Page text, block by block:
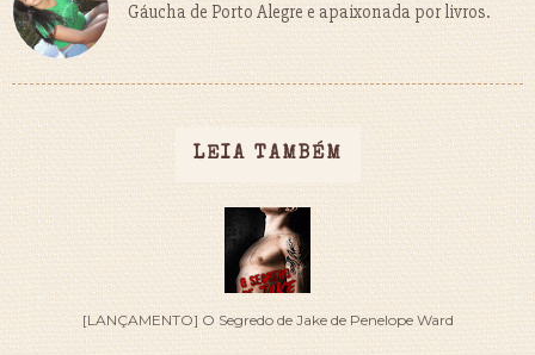
Gáucha de Porto Alegre e apaixonada por livros.
LEIA TAMBÉM
[LANÇAMENTO] O Segredo de Jake de Penelope Ward